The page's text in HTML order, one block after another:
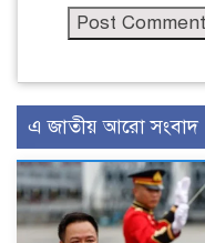
এ জাতীয় আরো সংবাদ